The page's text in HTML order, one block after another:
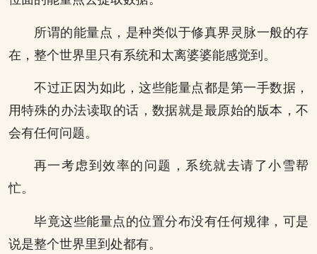
所谓的能量点，是种类似于修真界灵脉一般的存
在，整个世界里只有系统和太离婆婆能感觉到。
不过正因为如此，这些能量点都是第一手数据，
用特殊的办法读取的话，数据就是最原始的版本，不
会有任何问题。
再一考虑到效率的问题，系统就去请了小雪帮
忙。
毕竟这些能量点的位置分布没有任何规律，可是
说是整个世界里到处都有。